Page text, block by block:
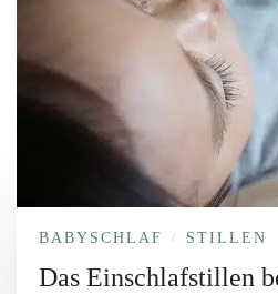
BABYSCHLAF / STILLEN
Das Einschlafstillen